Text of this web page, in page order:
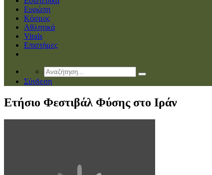
Ευρώπη
Κόσμος
Αθλητικά
Virals
Επιστήμες
Σύνδεση
Ετήσιο Φεστιβάλ Φύσης στο Ιράν